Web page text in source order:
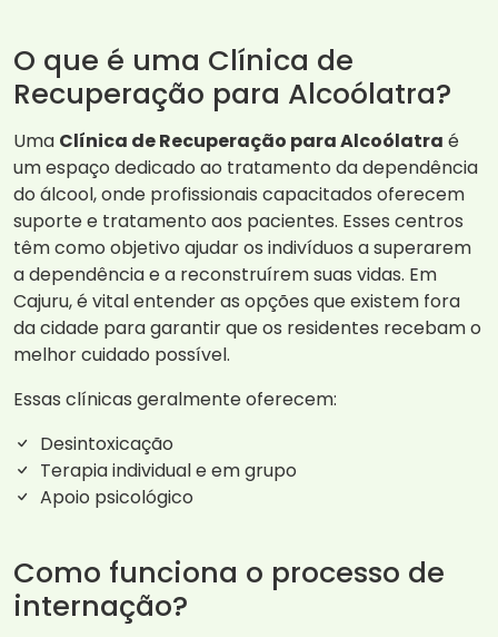
O que é uma Clínica de
Recuperação para Alcoólatra?
Uma Clínica de Recuperação para Alcoólatra é
um espaço dedicado ao tratamento da dependência
do álcool, onde profissionais capacitados oferecem
suporte e tratamento aos pacientes. Esses centros
têm como objetivo ajudar os indivíduos a superarem
a dependência e a reconstruírem suas vidas. Em
Cajuru, é vital entender as opções que existem fora
da cidade para garantir que os residentes recebam o
melhor cuidado possível.
Essas clínicas geralmente oferecem:
Desintoxicação
Terapia individual e em grupo
Apoio psicológico
Como funciona o processo de
internação?